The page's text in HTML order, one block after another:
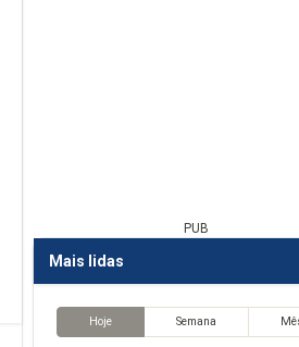
PUB
Mais lidas
Hoje Semana